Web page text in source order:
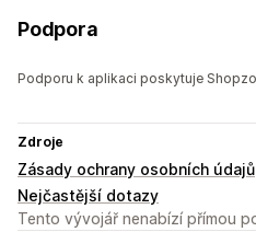
Podpora
Podporu k aplikaci poskytuje
Zdroje
Zásady ochrany osobních údajů
Nejčastější dotazy
Tento vývojář nenabízí přímou